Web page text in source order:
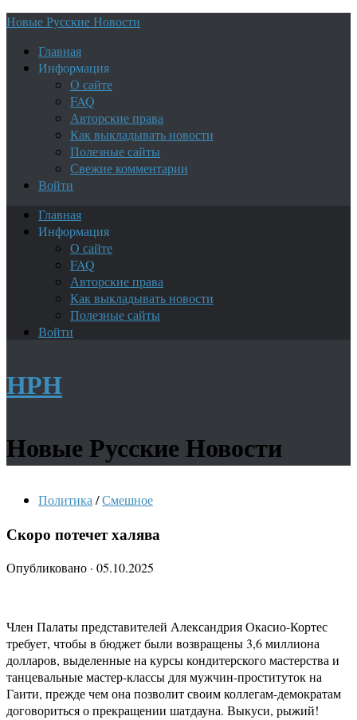
Новые Русские Новости
Главная
Информация
О сайте
FAQ
Авторские права
Как выкладывать новости
Полезные сайты
Свежие комментарии
Войти
Главная
Информация
О сайте
FAQ
Авторские права
Как выкладывать новости
Полезные сайты
Войти
НРН
Новые Русские Новости
Политика /Смешное
Скоро потечет халява
Опубликовано · 05.10.2025
Член Палаты представителей Александрия Окасио-Кортес
требует, чтобы в бюджет были возвращены 3,6 миллиона
долларов, выделенные на курсы кондитерского мастерства и
танцевальные мастер-классы для мужчин-проституток на
Гаити, прежде чем она позволит своим коллегам-демократам
договориться о прекращении шатдауна. Выкуси, рыжий!